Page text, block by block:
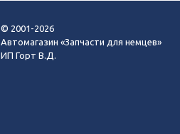
© 2001-2026
Автомагазин «Запчасти для немцев»
ИП Горт В.Д.